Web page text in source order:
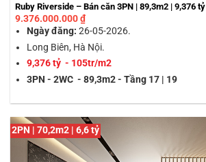
Ruby Riverside – Bán căn 3PN | 89,3m2 | 9,376 tỷ
9.376.000.000₫
Ngày đăng: 26-05-2026.
Long Biên, Hà Nội.
9,376 tỷ - 105tr/m2
3PN - 2WC - 89,3m2 - Tầng 17 | 19
2PN | 70,2m2 | 6,6 tỷ